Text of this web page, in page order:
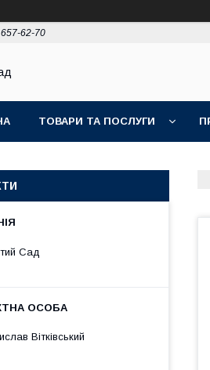
62-70
ТОВАРИ ТА ПОСЛУГИ
Сад
Вітківський